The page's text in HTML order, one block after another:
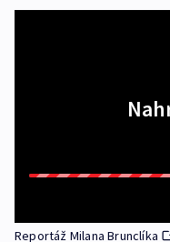
Reportáž Milana Brunclíka